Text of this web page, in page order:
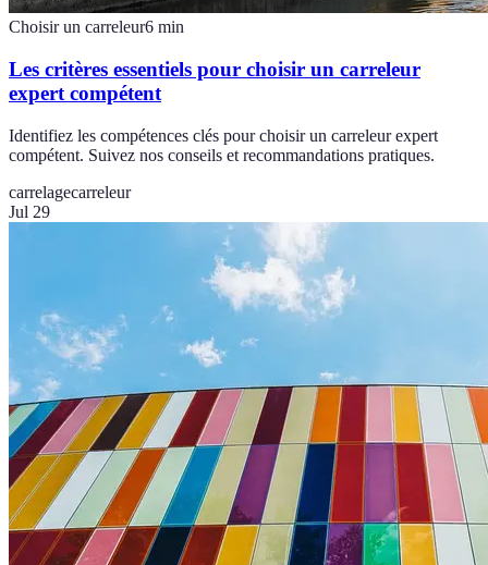
Choisir un carreleur6 min
Les critères essentiels pour choisir un carreleur
expert compétent
Identifiez les compétences clés pour choisir un carreleur expert
compétent. Suivez nos conseils et recommandations pratiques.
carrelagecarreleur
Jul 29